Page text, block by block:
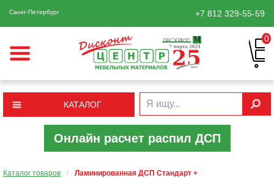
Санкт-Петербург +7 812 329-55-59
0
КАТАЛОГ
Онлайн расчет распил ДСП
Каталог товаров / Ламинированная ДСП Cтандарт +